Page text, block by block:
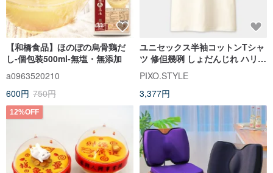
【和橋食品】ほのぼの烏骨鶏だ
し-個包装500ml-無塩・無添加
a0963520210
600円 750円
ユニセックス半袖コットンTシャ
ツ 修但幾咧 しょだんじれ ハリネ
ズミ Tシャツ PS005
PIXO.STYLE
3,377円
12%OFF